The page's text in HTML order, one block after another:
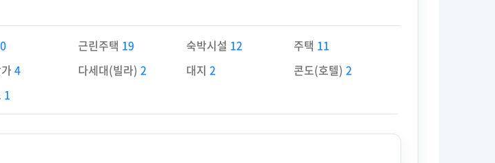
근린주택 19 숙박시설 12 주택 11
가4 다세대(빌라)2 대지 2 콘도(호텔) 2
1